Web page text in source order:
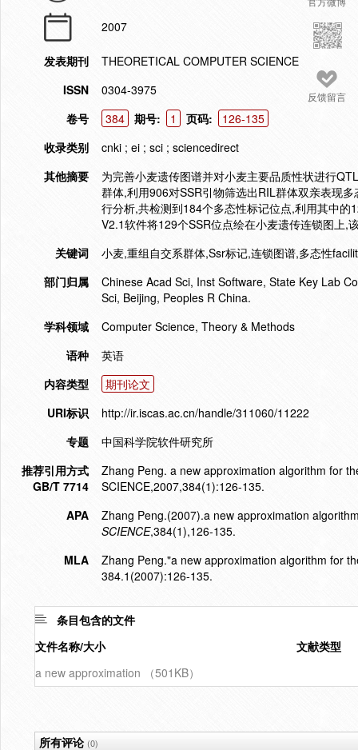
反馈留言
2007
发表期刊
THEORETICAL COMPUTER SCIENCE
ISSN
0304-3975
卷号
384 期号: 1 页码:
126-135
收录类别
cnki ; ei ; sci ; sciencedirect
其他摘要
为完善小麦遗传图谱并对小麦主要品质性状进行
群体,利用906对SSR引物筛选出RIL群体双亲表现
行分析,共检测到184个多态性标记位点,利用其中
V2.1软件将129个SSR位点绘在小麦遗传连锁图上,
关键词
小麦,重组自交系群体,Ssr标记,连锁图谱,多态性
部门归属
Chinese Acad Sci, Inst Software, State Key Lab
Sci, Beijing, Peoples R China.
学科领域
Computer Science, Theory & Methods
语种
英语
内容类型
期刊论文
URI标识
http://ir.iscas.ac.cn/handle/311060/11222
专题
中国科学院软件研究所
推荐引用方式
GB/T 7714
Zhang Peng. a new approximation algorithm for
SCIENCE,2007,384(1):126-135.
APA
Zhang Peng.(2007).a new approximation
SCIENCE,384(1),126-135.
MLA
Zhang Peng."a new approximation algorithm for
384.1(2007):126-135.
条目包含的文件
文件名称/大小
文献类型
a new approximation （501KB）
所有评论(0)